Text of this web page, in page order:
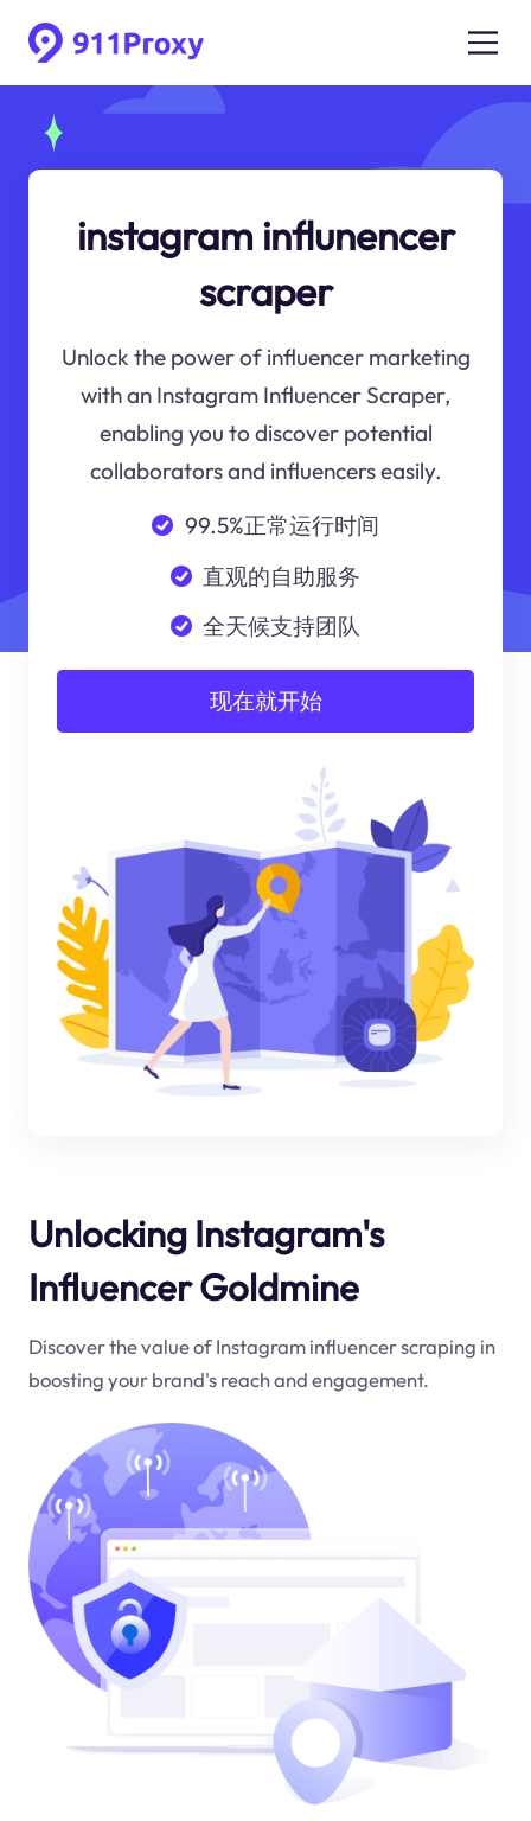
instagram influnencer
scraper
Unlock the power of influencer marketing
with an Instagram Influencer Scraper,
enabling you to discover potential
collaborators and influencers easily.
99.5%正常运行时间
直观的自助服务
全天候支持团队
现在就开始
Unlocking Instagram's
Influencer Goldmine
Discover the value of Instagram influencer scraping in
boosting your brand's reach and engagement.